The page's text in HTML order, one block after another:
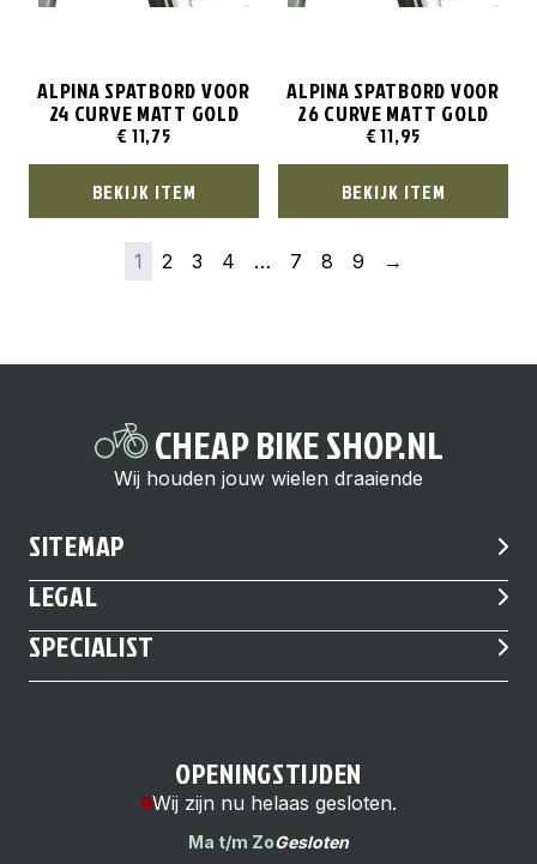
ALPINA SPATBORD VOOR
24 CURVE MATT GOLD
€ 11,75
BEKIJK ITEM
ALPINA SPATBORD VOOR
26 CURVE MATT GOLD
€11,95
BEKIJK ITEM
1 2 3 4 … 7 8 9 →
CHEAP BIKE SHOP.NL
Wij houden jouw wielen draaiende
SITEMAP
LEGAL
SPECIALIST
OPENINGSTIJDEN
Wij zijn nu helaas gesloten.
Ma t/m ZoGesloten